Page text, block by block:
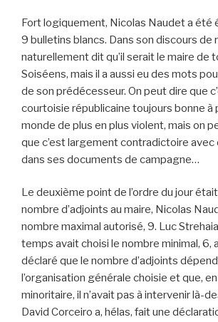
Fort logiquement, Nicolas Naudet a été
9 bulletins blancs. Dans son discours de
naturellement dit qu’il serait le maire de
Soiséens, mais il a aussi eu des mots
de son prédécesseur. On peut dire que
courtoisie républicaine toujours bonne à
monde de plus en plus violent, mais on
que c’est largement contradictoire avec
dans ses documents de campagne…
Le deuxième point de l’ordre du jour
nombre d’adjoints au maire, Nicolas
nombre maximal autorisé, 9. Luc
temps avait choisi le nombre minimal, 6,
déclaré que le nombre d’adjoints
l’organisation générale choisie et que, en
minoritaire, il n’avait pas à intervenir là-
David Corceiro a, hélas, fait une